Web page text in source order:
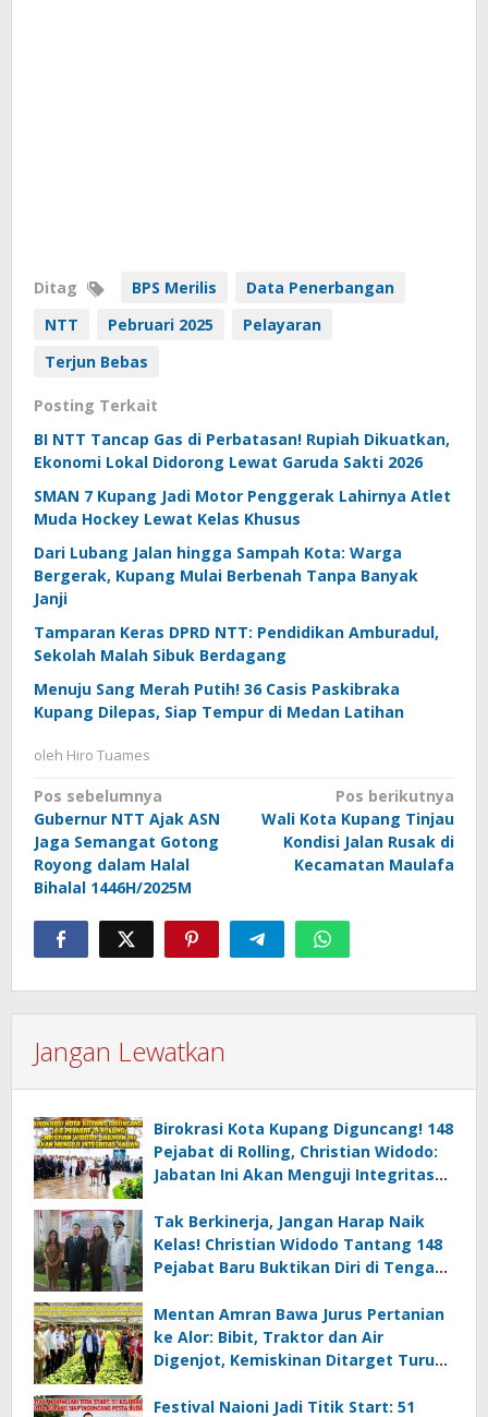
Ditag BPS Merilis
Data Penerbangan
NTT
Pebruari 2025
Pelayaran
Terjun Bebas
Posting Terkait
BI NTT Tancap Gas di Perbatasan! Rupiah Dikuatkan,
Ekonomi Lokal Didorong Lewat Garuda Sakti 2026
SMAN 7 Kupang Jadi Motor Penggerak Lahirnya Atlet
Muda Hockey Lewat Kelas Khusus
Dari Lubang Jalan hingga Sampah Kota: Warga
Bergerak, Kupang Mulai Berbenah Tanpa Banyak
Janji
Tamparan Keras DPRD NTT: Pendidikan Amburadul,
Sekolah Malah Sibuk Berdagang
Menuju Sang Merah Putih! 36 Casis Paskibraka
Kupang Dilepas, Siap Tempur di Medan Latihan
oleh Hiro Tuames
Navigasi
pos
Pos sebelumnya
Gubernur NTT Ajak ASN
Jaga Semangat Gotong
Royong dalam Halal
Bihalal 1446H/2025M
Pos berikutnya
Wali Kota Kupang Tinjau
Kondisi Jalan Rusak di
Kecamatan Maulafa
Jangan Lewatkan
Birokrasi Kota Kupang Diguncang! 148
Pejabat di Rolling, Christian Widodo:
Jabatan Ini Akan Menguji Integritas
Tak Berkinerja, Jangan Harap Naik
Kelas! Christian Widodo Tantang 148
Pejabat Baru Buktikan Diri di Tengah
Mentan Amran Bawa Jurus Pertanian
ke Alor: Bibit, Traktor dan Air
Digenjot, Kemiskinan Ditarget Turun
Festival Naioni Jadi Titik Start: 51